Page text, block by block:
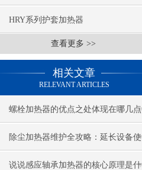
HRY系列护套加热器
查看更多 >>
相关文章
RELEVANT ARTICLES
螺栓加热器的优点之处体现在哪几点
除尘加热器维护全攻略：延长设备使
用寿命
说说感应轴承加热器的核心原理是什